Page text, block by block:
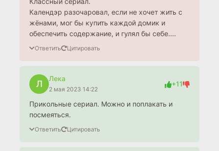
Календэр разочаровал, если не хочет жить с
жёнами, мог бы купить каждой домик и
обеспечить содержание, и гулял бы себе....
Ответить Цитировать
Л
Лека
2 мая 2023 14:22
+11
Прикольные сериал. Можно и поплакать и
посмеяться.
Ответить Цитировать